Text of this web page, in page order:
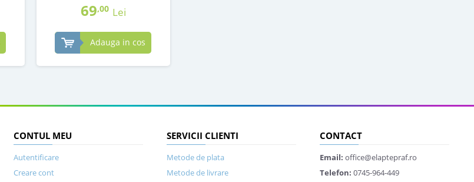
69,00 Lei
Adauga in cos
CONTUL MEU
Autentificare
Creare cont
SERVICII CLIENTI
Metode de plata
Metode de livrare
CONTACT
Email: office@elaptepraf.ro
Telefon: 0745-964-449